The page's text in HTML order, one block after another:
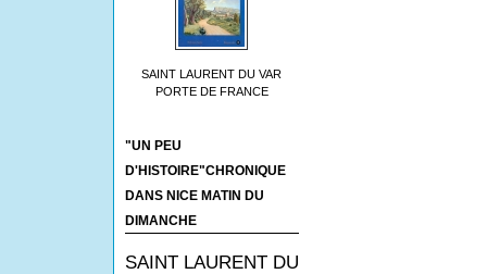
SAINT LAURENT DU VAR
PORTE DE FRANCE
"UN PEU
D'HISTOIRE"CHRONIQUE
DANS NICE MATIN DU
DIMANCHE
SAINT LAURENT DU